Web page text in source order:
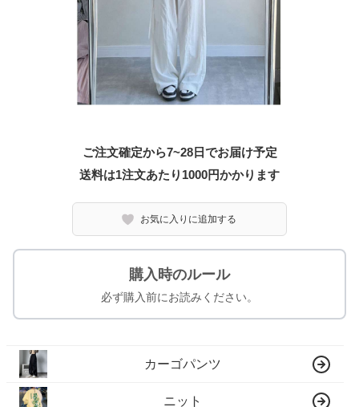
ご注文確定から7~28日でお届け予定
送料は1注文あたり 1000円かかります
お気に入りに追加する
購入時のルール
必ず購入前にお読みください。
カーゴパンツ
ニット